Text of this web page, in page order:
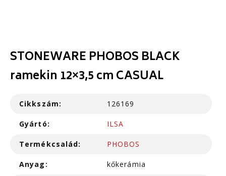
STONEWARE PHOBOS BLACK
ramekin 12×3,5 cm CASUAL
Cikkszám: 126169
Gyártó: ILSA
Termékcsalád: PHOBOS
Anyag: kőkerámia